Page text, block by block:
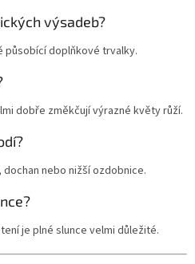
výsadeb?
působící doplňkové trvalky.
dobře změkčují výrazné květy růží.
nebo nižší ozdobnice.
je plné slunce velmi důležité.